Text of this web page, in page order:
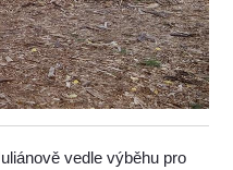
vedle výběhu pro